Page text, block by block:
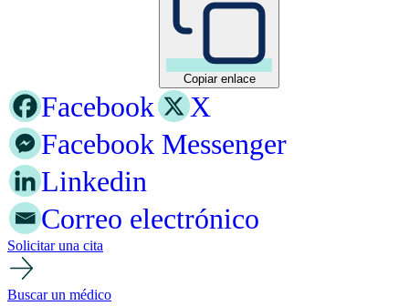
Copiar enlace
Facebook
X
Facebook Messenger
Linkedin
Correo electrónico
Solicitar una cita
Buscar un médico